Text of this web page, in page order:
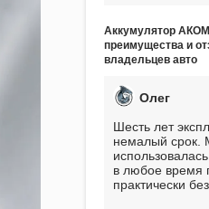
стоимость.
перед
итоге ни разу
вложение,
головной боли,
АКБ.
Аккумулятор
преимущества и
владельцев авто
Олег
Шесть лет
немалый срок.
в любое время
практически